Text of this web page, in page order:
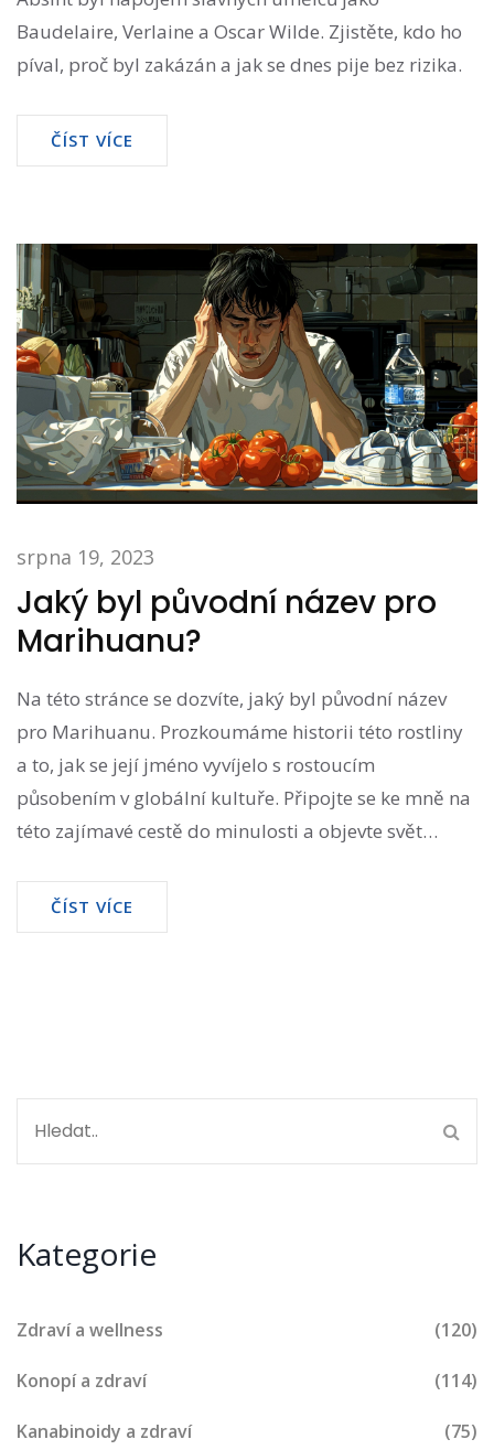
Baudelaire, Verlaine a Oscar Wilde. Zjistěte, kdo ho
píval, proč byl zakázán a jak se dnes pije bez rizika.
ČÍST VÍCE
srpna 19, 2023
Jaký byl původní název pro
Marihuanu?
Na této stránce se dozvíte, jaký byl původní název
pro Marihuanu. Prozkoumáme historii této rostliny
a to, jak se její jméno vyvíjelo s rostoucím
působením v globální kultuře. Připojte se ke mně na
této zajímavé cestě do minulosti a objevte svět
příjemné čtení a těším se na vaše komentáře.
ČÍST VÍCE
Kategorie
Zdraví a wellness (120)
Konopí a zdraví (114)
Kanabinoidy a zdraví (75)